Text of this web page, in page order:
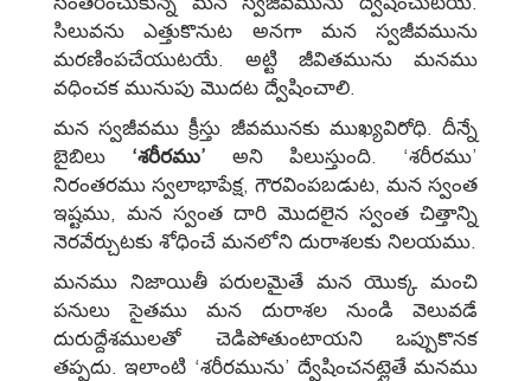
సిలువను ఎత్తుకొనుట అనగా మన స్వజీవమును
మరణింపచేయుటయే. అట్టి జీవితమును మనము
వధించక మునుపు మొదట ద్వేషించాలి.
మన స్వజీవము క్రీస్తు జీవమునకు ముఖ్యవిరోధి. దీన్నే
బైబిలు ‘శరీరము’ అని పిలుస్తుంది. ‘శరీరము’
నిరంతరము స్వలాభాపేక్ష, గౌరవింపబడుట, మన స్వంత
ఇష్టము, మన స్వంత దారి మొదలైన స్వంత చిత్తాన్ని
నెరవేర్చుటకు శోధించే మనలోని దురాశలకు నిలయము.
మనము నిజాయితీ పరులమైతే మన యొక్క మంచి
పనులు సైతము మన దురాశల నుండి వెలువడే
దురుద్దేశములతో చెడిపోతుంటాయని ఒప్పుకొనక
తప్పదు. ఇలాంటి ‘శరీరమును’ ద్వేషించనట్లైతే మనము